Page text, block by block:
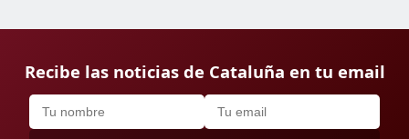
Recibe las noticias de Cataluña en tu email